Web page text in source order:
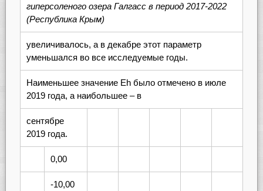
гиперсоленого озера Галгасс в период 2017-2022
(Республика Крым)
увеличивалось, а в декабре этот параметр
уменьшался во все исследуемые годы.
Наименьшее значение Eh было отмечено в июле
2019 года, а наибольшее – в
сентябре
2019 года.
0,00
-10,00